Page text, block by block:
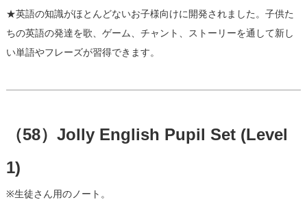
★英語の知識がほとんどないお子様向けに開発されました。子供た
ちの英語の発達を歌、 ゲーム、チャント、ストーリーを通して新し
い単語やフレーズが習得できます。
（58）Jolly English Pupil Set (Level
1)
※生徒さん用のノート。